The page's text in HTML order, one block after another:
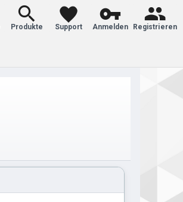
Produkte Support Anmelden Registrieren